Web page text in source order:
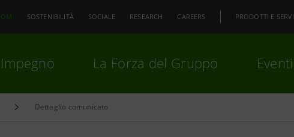
SOSTENIBILITÀ SOCIALE RESEARCH CAREERS PRODOTTI E
Impegno La Forza del Gruppo
Dettaglio comunicato